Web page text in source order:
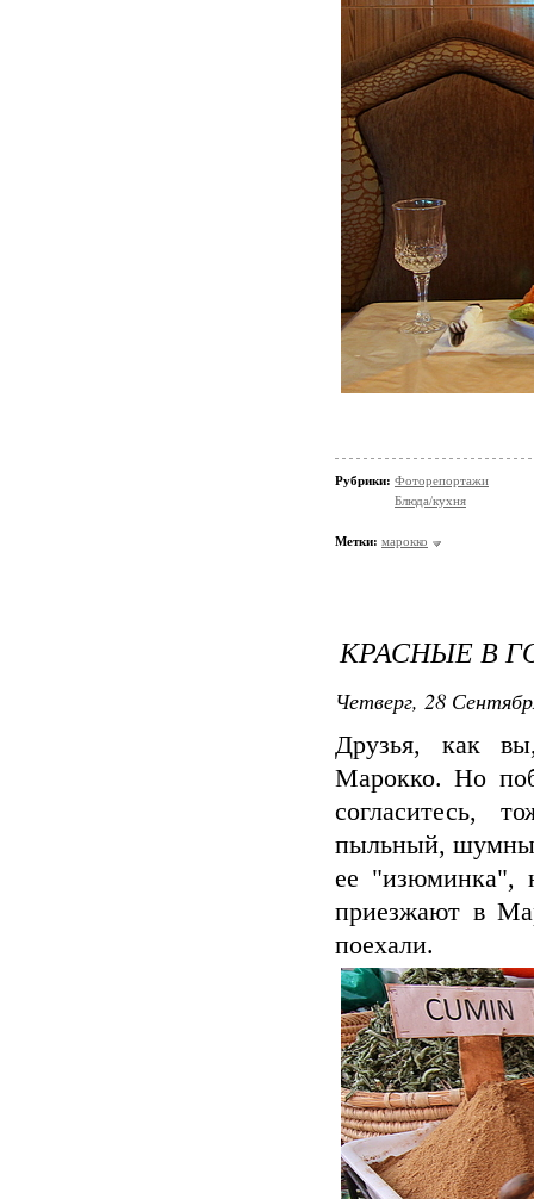
Рубрики: Фоторепортажи
Блюда/кухня
Метки: марокко
КРАСНЫЕ В
Четверг, 28
Друзья, как
Марокко. Но
согласитесь,
пыльный,
ее "изюминка",
приезжают в
поехали.